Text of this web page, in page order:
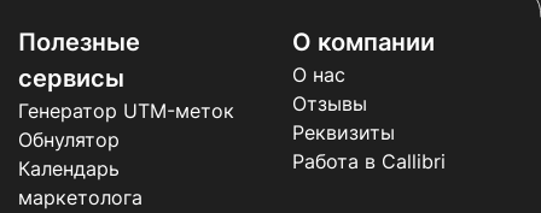
Полезные
сервисы
Генератор UTM-меток
Обнулятор
Календарь
маркетолога
О компании
О нас
Отзывы
Реквизиты
Работа в Callibri